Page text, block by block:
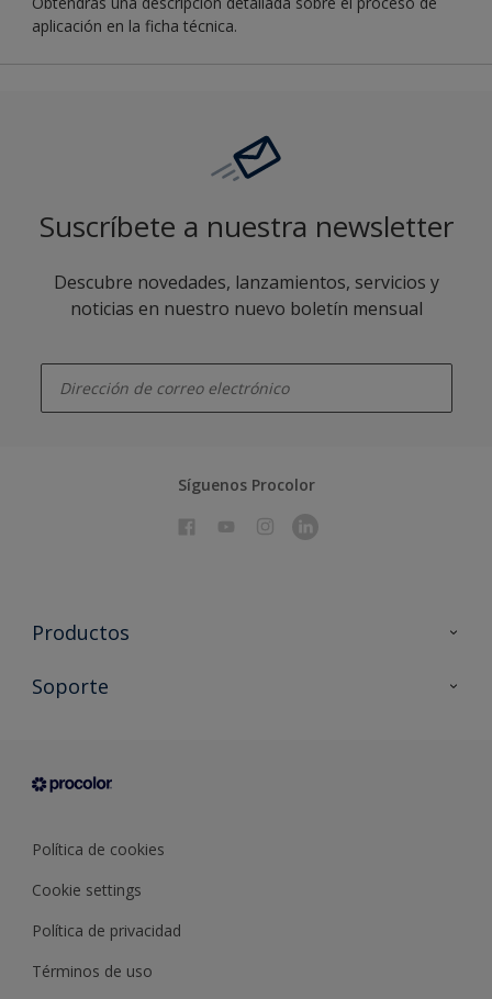
aplicación en la ficha técnica.
Suscríbete a nuestra newsletter
Descubre novedades, lanzamientos, servicios y
noticias en nuestro nuevo boletín mensual
Síguenos Procolor
Productos
Todos los productos
Condiciones generales de venta
Soporte
Sobre Procolor
Política de cookies
Cookie settings
Política de privacidad
Términos de uso